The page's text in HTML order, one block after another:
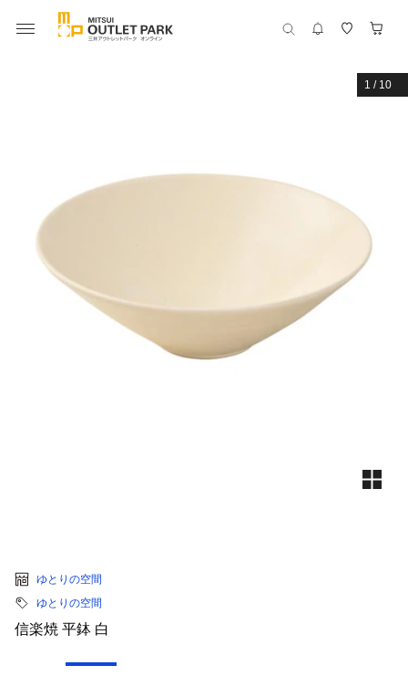
1 / 10
ゆとりの空間
ゆとりの空間
信楽焼 平鉢 白